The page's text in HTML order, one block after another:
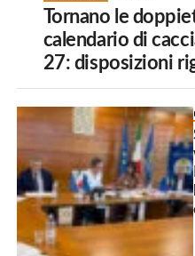
Tornano le
calendario di
27: disposizioni